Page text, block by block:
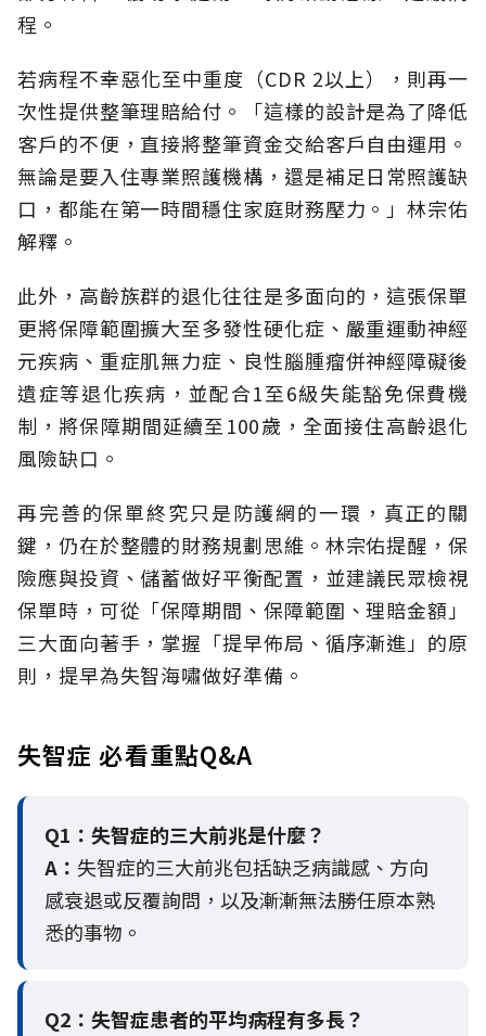
程。
若病程不幸惡化至中重度（CDR 2以上），則再一
次性提供整筆理賠給付。「這樣的設計是為了降低
客戶的不便，直接將整筆資金交給客戶自由運用。
無論是要入住專業照護機構，還是補足日常照護缺
口，都能在第一時間穩住家庭財務壓力。」林宗佑
解釋。
此外，高齡族群的退化往往是多面向的，這張保單
更將保障範圍擴大至多發性硬化症、嚴重運動神經
元疾病、重症肌無力症、良性腦腫瘤併神經障礙後
遺症等退化疾病，並配合1至6級失能豁免保費機
制，將保障期間延續至100歲，全面接住高齡退化
風險缺口。
再完善的保單終究只是防護網的一環，真正的關
鍵，仍在於整體的財務規劃思維。 林宗佑提醒，保
險應與投資、儲蓄做好平衡配置，並建議民眾檢視
保單時，可從「保障期間、保障範圍、理賠金額」
三大面向著手，掌握「提早佈局、循序漸進」的原
則，提早為失智海嘯做好準備。
失智症 必看重點Q&A
Q1：失智症的三大前兆是什麼？
A： 失智症的三大前兆包括缺乏病識感、方向
感衰退或反覆詢問，以及漸漸無法勝任原本熟
悉的事物。
Q2： 失智症患者的平均病程有多長？